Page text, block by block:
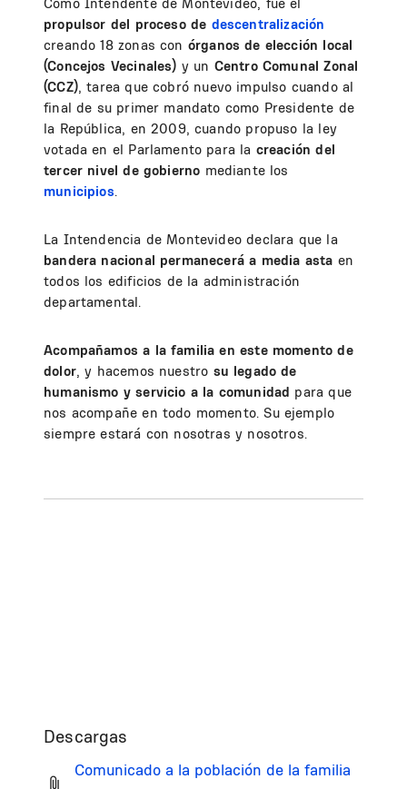
propulsor del proceso de descentralización
creando 18 zonas con órganos de elección local
(Concejos Vecinales) y un Centro Comunal Zonal
(CCZ), tarea que cobró nuevo impulso cuando al
final de su primer mandato como Presidente de
la República, en 2009, cuando propuso la ley
votada en el Parlamento para la creación del
tercer nivel de gobierno mediante los
municipios.
La Intendencia de Montevideo declara que la
bandera nacional permanecerá a media asta en
todos los edificios de la administración
departamental.
Acompañamos a la familia en este momento de
dolor, y hacemos nuestro su legado de
humanismo y servicio a la comunidad para que
nos acompañe en todo momento. Su ejemplo
siempre estará con nosotras y nosotros.
Descargas
Comunicado a la población de la familia